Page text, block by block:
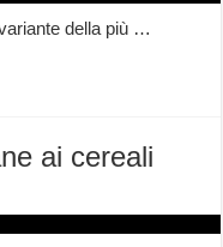
della più …
ai cereali